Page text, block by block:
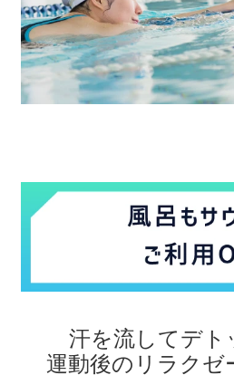
汗を流してデト
運動後のリラクゼ